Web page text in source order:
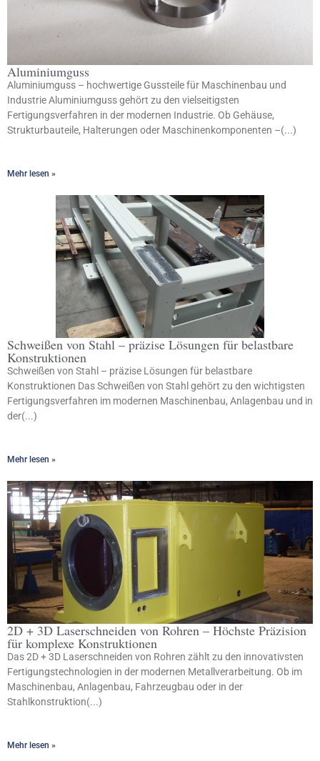
Aluminiumguss
Aluminiumguss – hochwertige Gussteile für Maschinenbau und
Industrie Aluminiumguss gehört zu den vielseitigsten
Fertigungsverfahren in der modernen Industrie. Ob Gehäuse,
Strukturbauteile, Halterungen oder Maschinenkomponenten –(...)
Mehr lesen »
Schweißen von Stahl – präzise Lösungen für belastbare
Konstruktionen
Schweißen von Stahl – präzise Lösungen für belastbare
Konstruktionen Das Schweißen von Stahl gehört zu den wichtigsten
Fertigungsverfahren im modernen Maschinenbau, Anlagenbau und in
der(...)
Mehr lesen »
2D + 3D Laserschneiden von Rohren – Höchste Präzision
für komplexe Konstruktionen
Das 2D + 3D Laserschneiden von Rohren zählt zu den innovativsten
Fertigungstechnologien in der modernen Metallverarbeitung. Ob im
Maschinenbau, Anlagenbau, Fahrzeugbau oder in der
Stahlkonstruktion(...)
Mehr lesen »